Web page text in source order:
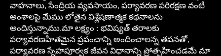
వాహనాలు, సేంద్రియ వ్యవసాయం, పర్యావరణ పరిరక్షణ వంటి
అంశాలపై మేము లోతైన విశ్లేషణాత్మక కథనాలను
అందిస్తున్నాము.మా లక్ష్యం : భవిష్యత్ తరాలకు
పర్యావరణహితమైన ప్రపంచాన్ని అందించాలన్న తపనతో,
పర్యావరణ స్నేహపూర్వక జీవన విధానాన్ని ప్రోత్సహించడమే మా